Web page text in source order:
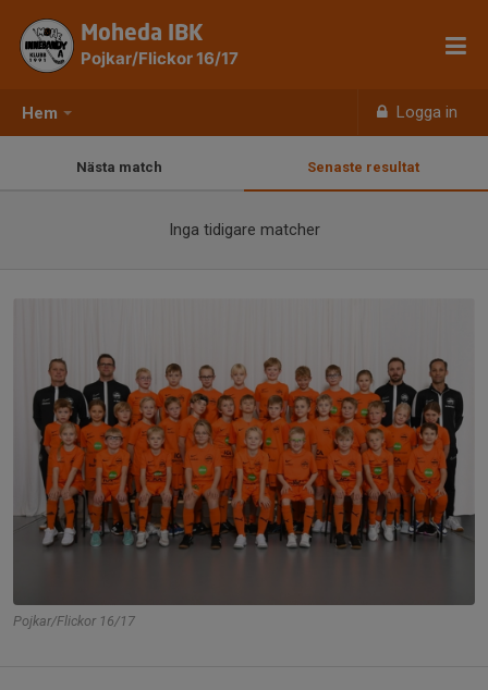
Hem Logga in
Moheda IBK
Pojkar/Flickor 16/17
Nästa match Senaste resultat
Inga tidigare matcher
Pojkar/Flickor 16/17